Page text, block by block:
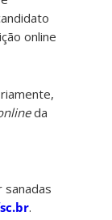
online
da
.